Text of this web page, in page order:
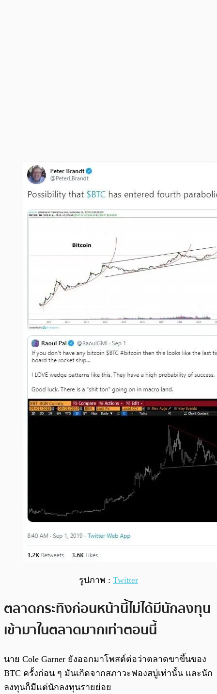
รูปภาพ : Twitter
ตลาดกระทิงก่อนหน้านี้ไม่ได้มีนักลงทุน
เข้ามาในตลาดมากเท่าตอนนี้
นาย Cole Garner ยังออกมาโพสต์ต่อว่าตลาดขาขึ้นของ
BTC ครั้งก่อน ๆ มันเกิดจากสภาวะฟองสบู่เท่านั้น และนัก
ลงทุนก็มีแต่นักลงทุนรายย่อย